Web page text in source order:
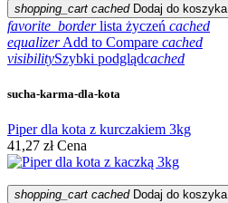
shopping_cart cached Dodaj do koszyka
favorite_border lista życzeń cached
equalizer Add to Compare cached
visibilitySzybki podglądcached
sucha-karma-dla-kota
Piper dla kota z kurczakiem 3kg
41,27 zł Cena
shopping_cart cached Dodaj do koszyka